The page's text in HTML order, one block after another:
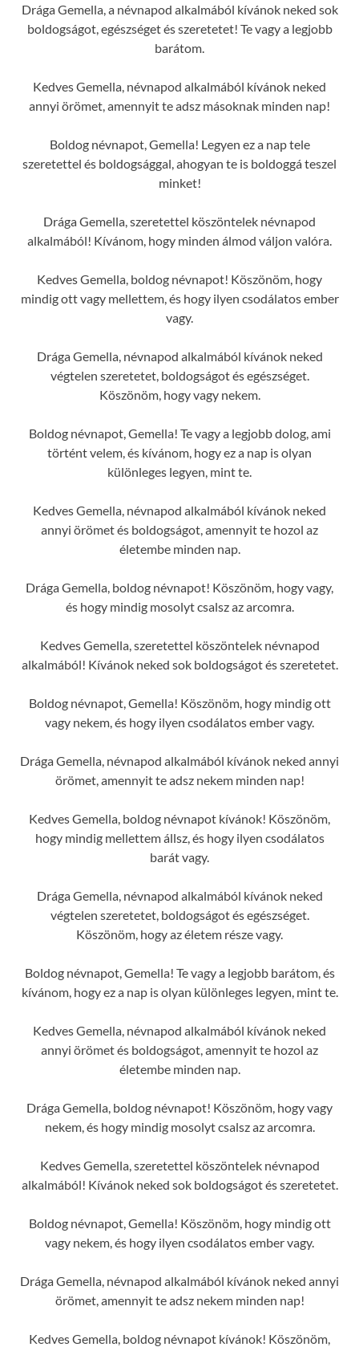
Drága Gemella, a névnapod alkalmából kívánok neked sok
boldogságot, egészséget és szeretetet! Te vagy a legjobb
barátom.
Kedves Gemella, névnapod alkalmából kívánok neked
annyi örömet, amennyit te adsz másoknak minden nap!
Boldog névnapot, Gemella! Legyen ez a nap tele
szeretettel és boldogsággal, ahogyan te is boldoggá teszel
minket!
Drága Gemella, szeretettel köszöntelek névnapod
alkalmából! Kívánom, hogy minden álmod váljon valóra.
Kedves Gemella, boldog névnapot! Köszönöm, hogy
mindig ott vagy mellettem, és hogy ilyen csodálatos ember
vagy.
Drága Gemella, névnapod alkalmából kívánok neked
végtelen szeretetet, boldogságot és egészséget.
Köszönöm, hogy vagy nekem.
Boldog névnapot, Gemella! Te vagy a legjobb dolog, ami
történt velem, és kívánom, hogy ez a nap is olyan
különleges legyen, mint te.
Kedves Gemella, névnapod alkalmából kívánok neked
annyi örömet és boldogságot, amennyit te hozol az
életembe minden nap.
Drága Gemella, boldog névnapot! Köszönöm, hogy vagy,
és hogy mindig mosolyt csalsz az arcomra.
Kedves Gemella, szeretettel köszöntelek névnapod
alkalmából! Kívánok neked sok boldogságot és szeretetet.
Boldog névnapot, Gemella! Köszönöm, hogy mindig ott
vagy nekem, és hogy ilyen csodálatos ember vagy.
Drága Gemella, névnapod alkalmából kívánok neked annyi
örömet, amennyit te adsz nekem minden nap!
Kedves Gemella, boldog névnapot kívánok! Köszönöm,
hogy mindig mellettem állsz, és hogy ilyen csodálatos
barát vagy.
Drága Gemella, névnapod alkalmából kívánok neked
végtelen szeretetet, boldogságot és egészséget.
Köszönöm, hogy az életem része vagy.
Boldog névnapot, Gemella! Te vagy a legjobb barátom, és
kívánom, hogy ez a nap is olyan különleges legyen, mint te.
Kedves Gemella, névnapod alkalmából kívánok neked
annyi örömet és boldogságot, amennyit te hozol az
életembe minden nap.
Drága Gemella, boldog névnapot! Köszönöm, hogy vagy
nekem, és hogy mindig mosolyt csalsz az arcomra.
Kedves Gemella, szeretettel köszöntelek névnapod
alkalmából! Kívánok neked sok boldogságot és szeretetet.
Boldog névnapot, Gemella! Köszönöm, hogy mindig ott
vagy nekem, és hogy ilyen csodálatos ember vagy.
Drága Gemella, névnapod alkalmából kívánok neked annyi
örömet, amennyit te adsz nekem minden nap!
Kedves Gemella, boldog névnapot kívánok! Köszönöm,